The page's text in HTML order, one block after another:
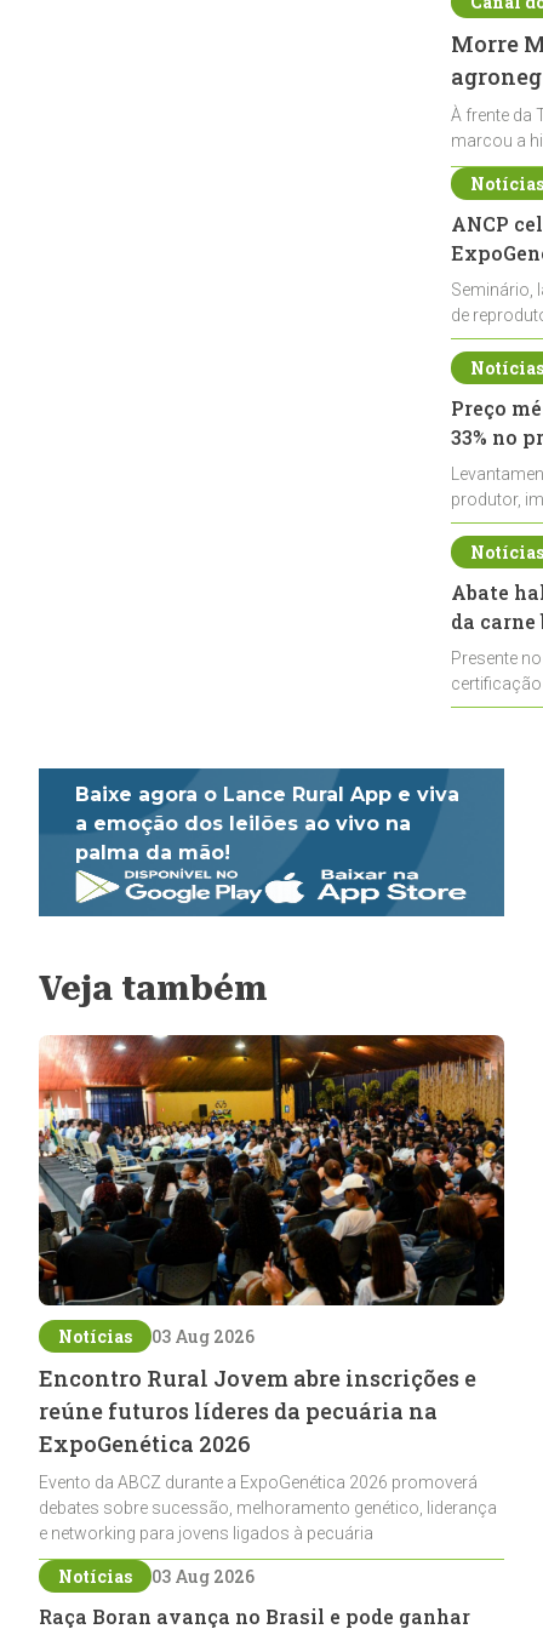
Morre
À frente da
marcou a
ANCP
Seminário,
de
durante a
Preço
33% no
produtor,
de leite cru
Abate
da
Presente
Baixe agora o Lance Rural App e viva
a emoção dos leilões ao vivo na
palma da mão!
Veja também
Notícias 03 Aug 2026
Encontro Rural Jovem abre inscrições e
reúne futuros líderes da pecuária na
ExpoGenética 2026
Evento da ABCZ durante a ExpoGenética 2026 promoverá
debates sobre sucessão, melhoramento genético, liderança
e networking para jovens ligados à pecuária
Notícias 03 Aug 2026
Raça Boran avança no Brasil e pode ganhar